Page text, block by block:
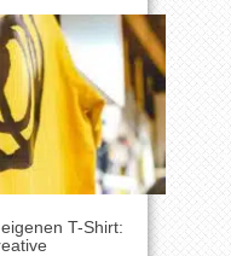
T-Shirt: